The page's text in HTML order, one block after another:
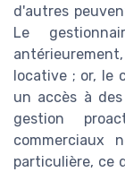
d'autres
Le
locative ; or, le
un accès à
gestion
commerciaux
particulière, ce